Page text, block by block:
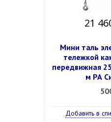
21
Мини таль
тележкой
передвижная
м РА
Добавить в